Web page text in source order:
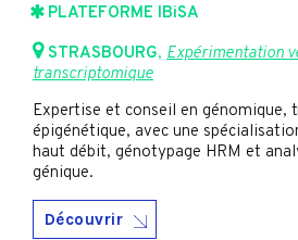
PLATEFORME IBiSA
STRASBOURG, Expérimentation
transcriptomique
Expertise et conseil en génomique,
épigénétique, avec une
haut débit, génotypage HRM et
génique.
Découvrir